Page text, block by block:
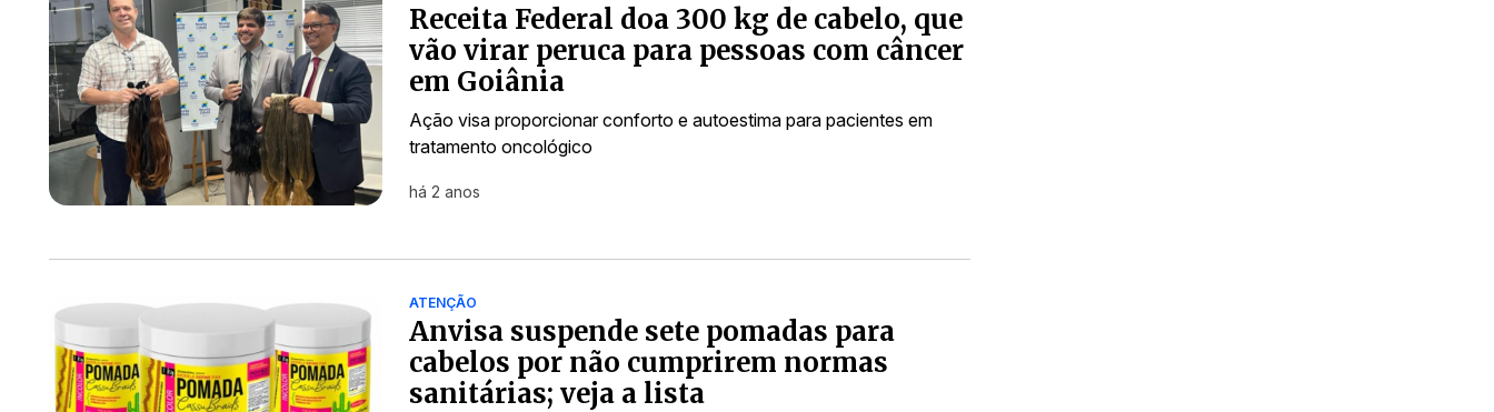
Receita Federal doa 300 kg de cabelo, que
vão virar peruca para pessoas com câncer
em Goiânia
Ação visa proporcionar conforto e autoestima para pacientes em
tratamento oncológico
há 2 anos
ATENÇÃO
Anvisa suspende sete pomadas para
cabelos por não cumprirem normas
sanitárias; veja a lista